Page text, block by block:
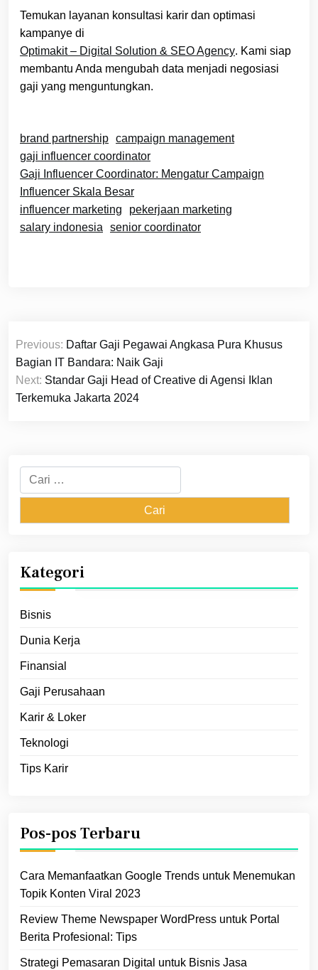
Temukan layanan konsultasi karir dan optimasi
kampanye di
Optimakit – Digital Solution & SEO Agency. Kami siap
membantu Anda mengubah data menjadi negosiasi
gaji yang menguntungkan.
brand partnership campaign management
gaji influencer coordinator
Gaji Influencer Coordinator: Mengatur Campaign
Influencer Skala Besar
influencer marketing
pekerjaan marketing
salary indonesia senior coordinator
Navigasi
pos
Previous: Daftar Gaji Pegawai Angkasa Pura Khusus
Bagian IT Bandara: Naik Gaji
Next: Standar Gaji Head of Creative di Agensi Iklan
Terkemuka Jakarta 2024
Cari
untuk:
Kategori
Bisnis
Dunia Kerja
Finansial
Gaji Perusahaan
Karir & Loker
Teknologi
Tips Karir
Pos-pos Terbaru
Cara Memanfaatkan Google Trends untuk Menemukan
Topik Konten Viral 2023
Review Theme Newspaper WordPress untuk Portal
Berita Profesional: Tips
Strategi Pemasaran Digital untuk Bisnis Jasa